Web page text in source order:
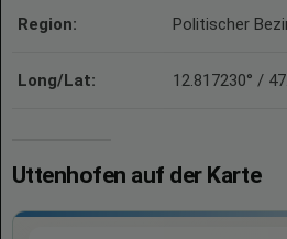
Region: Politischer
Long/Lat: 12.817230° /
Uttenhofen auf der Karte